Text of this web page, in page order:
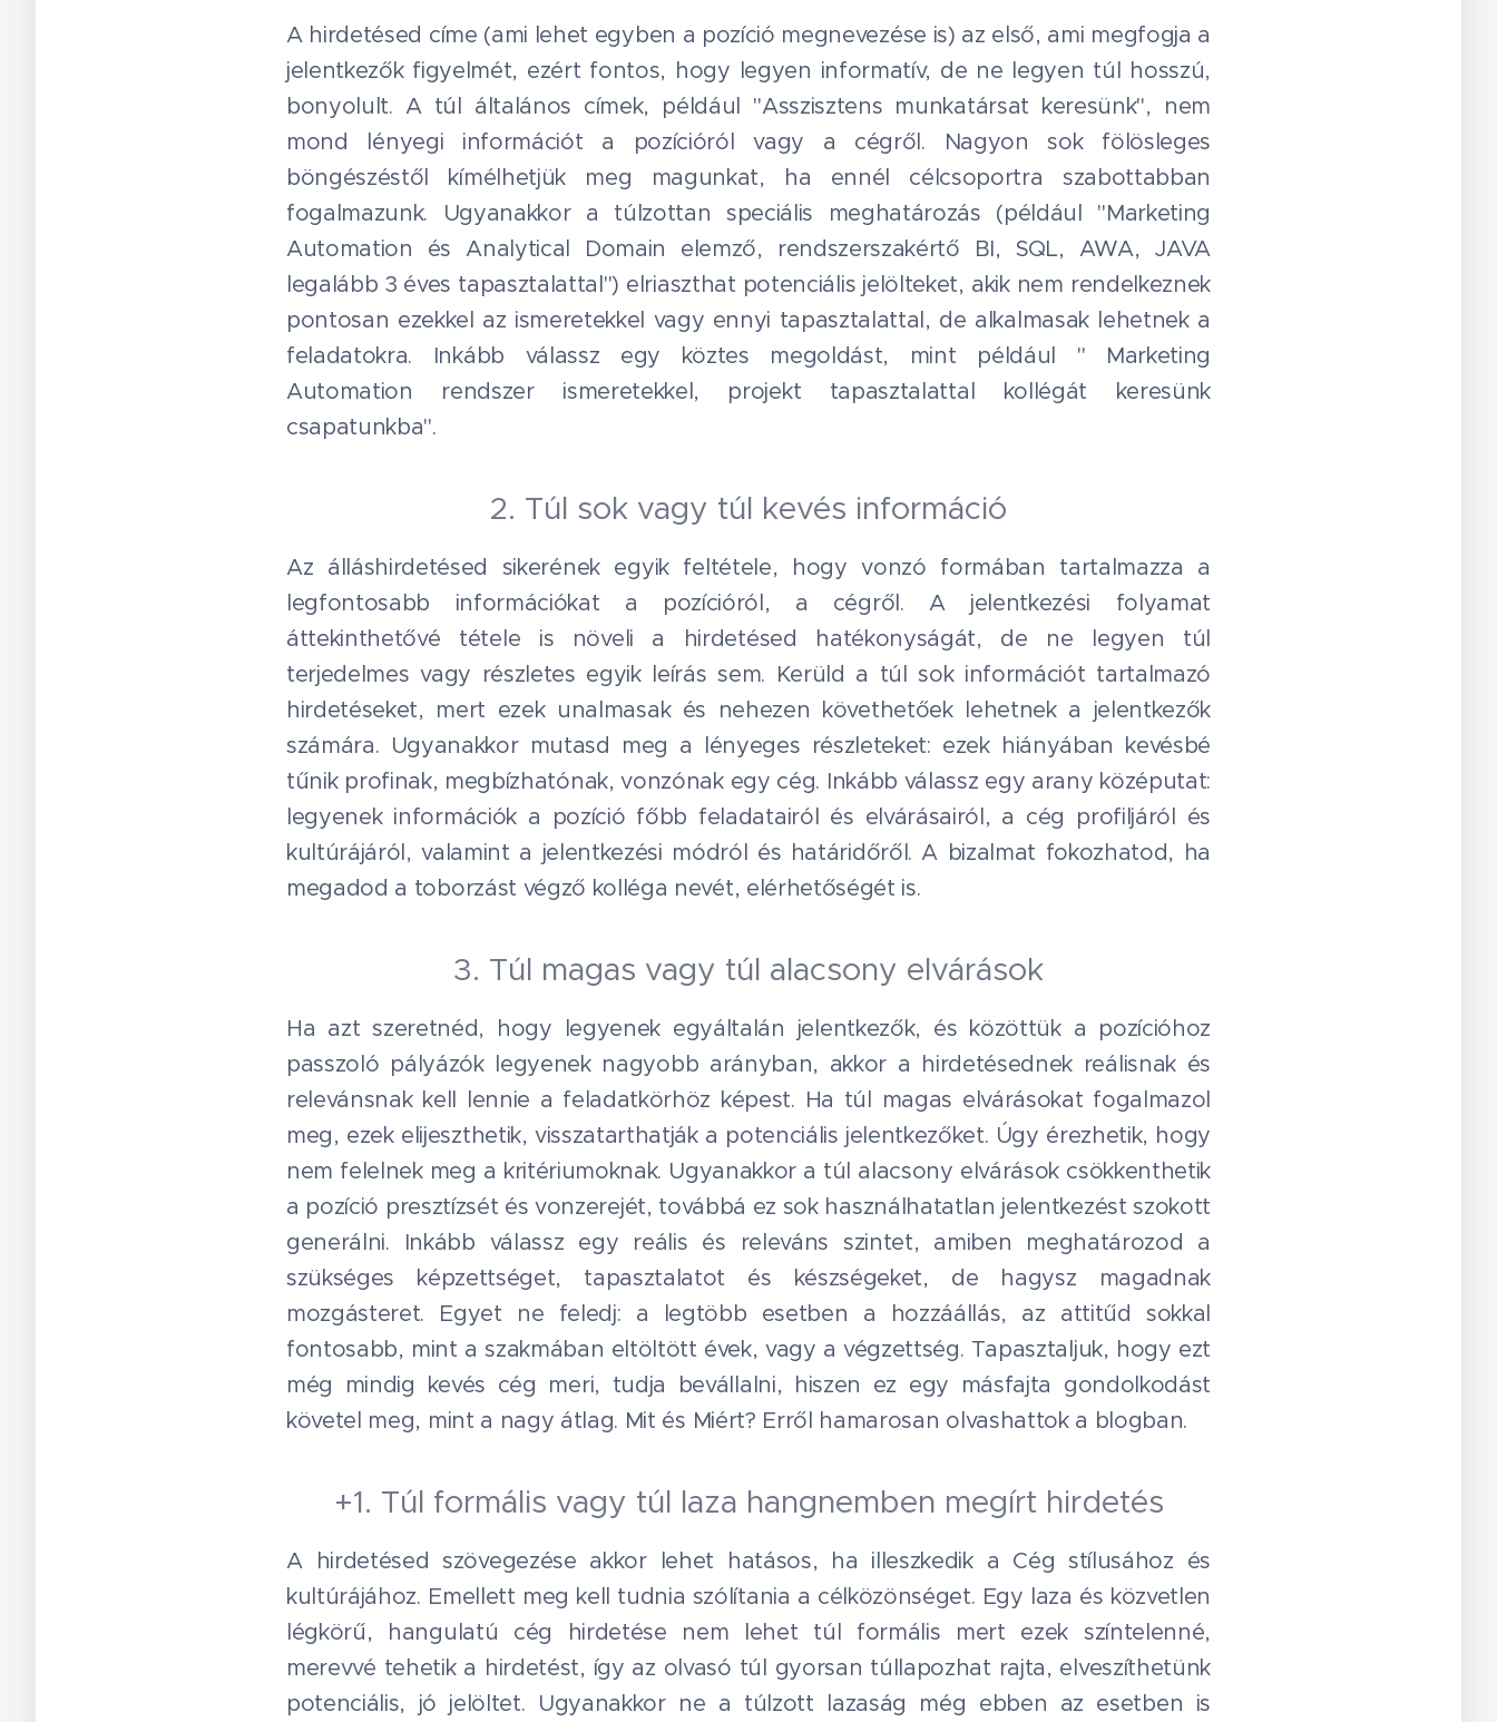
A hirdetésed címe (ami lehet egyben a pozíció megnevezése is) az első, ami megfogja a
jelentkezők figyelmét, ezért fontos, hogy legyen informatív, de ne legyen túl hosszú,
bonyolult. A túl általános címek, például "Asszisztens munkatársat keresünk", nem
mond lényegi információt a pozícióról vagy a cégről. Nagyon sok fölösleges
böngészéstől kímélhetjük meg magunkat, ha ennél célcsoportra szabottabban
fogalmazunk. Ugyanakkor a túlzottan speciális meghatározás (például "Marketing
Automation és Analytical Domain elemző, rendszerszakértő BI, SQL, AWA, JAVA
legalább 3 éves tapasztalattal") elriaszthat potenciális jelölteket, akik nem rendelkeznek
pontosan ezekkel az ismeretekkel vagy ennyi tapasztalattal, de alkalmasak lehetnek a
feladatokra. Inkább válassz egy köztes megoldást, mint például " Marketing
Automation rendszer ismeretekkel, projekt tapasztalattal kollégát keresünk
csapatunkba".
2. Túl sok vagy túl kevés információ
Az álláshirdetésed sikerének egyik feltétele, hogy vonzó formában tartalmazza a
legfontosabb információkat a pozícióról, a cégről. A jelentkezési folyamat
áttekinthetővé tétele is növeli a hirdetésed hatékonyságát, de ne legyen túl
terjedelmes vagy részletes egyik leírás sem. Kerüld a túl sok információt tartalmazó
hirdetéseket, mert ezek unalmasak és nehezen követhetőek lehetnek a jelentkezők
számára. Ugyanakkor mutasd meg a lényeges részleteket: ezek hiányában kevésbé
tűnik profinak, megbízhatónak, vonzónak egy cég. Inkább válassz egy arany középutat:
legyenek információk a pozíció főbb feladatairól és elvárásairól, a cég profiljáról és
kultúrájáról, valamint a jelentkezési módról és határidőről. A bizalmat fokozhatod, ha
megadod a toborzást végző kolléga nevét, elérhetőségét is.
3. Túl magas vagy túl alacsony elvárások
Ha azt szeretnéd, hogy legyenek egyáltalán jelentkezők, és közöttük a pozícióhoz
passzoló pályázók legyenek nagyobb arányban, akkor a hirdetésednek reálisnak és
relevánsnak kell lennie a feladatkörhöz képest. Ha túl magas elvárásokat fogalmazol
meg, ezek elijeszthetik, visszatarthatják a potenciális jelentkezőket. Úgy érezhetik, hogy
nem felelnek meg a kritériumoknak. Ugyanakkor a túl alacsony elvárások csökkenthetik
a pozíció presztízsét és vonzerejét, továbbá ez sok használhatatlan jelentkezést szokott
generálni. Inkább válassz egy reális és releváns szintet, amiben meghatározod a
szükséges képzettséget, tapasztalatot és készségeket, de hagysz magadnak
mozgásteret. Egyet ne feledj: a legtöbb esetben a hozzáállás, az attitűd sokkal
fontosabb, mint a szakmában eltöltött évek, vagy a végzettség. Tapasztaljuk, hogy ezt
még mindig kevés cég meri, tudja bevállalni, hiszen ez egy másfajta gondolkodást
követel meg, mint a nagy átlag. Mit és Miért? Erről hamarosan olvashattok a blogban.
+1. Túl formális vagy túl laza hangnemben megírt hirdetés
A hirdetésed szövegezése akkor lehet hatásos, ha illeszkedik a Cég stílusához és
kultúrájához. Emellett meg kell tudnia szólítania a célközönséget. Egy laza és közvetlen
légkörű, hangulatú cég hirdetése nem lehet túl formális mert ezek színtelenné,
merevvé tehetik a hirdetést, így az olvasó túl gyorsan túllapozhat rajta, elveszíthetünk
potenciális, jó jelöltet. Ugyanakkor ne a túlzott lazaság még ebben az esetben is